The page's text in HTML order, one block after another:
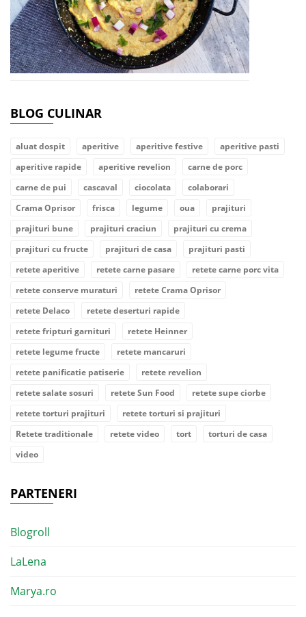
BLOG CULINAR
aluat dospit aperitive aperitive festive
aperitive pasti
aperitive rapide
aperitive revelion
carne de porc
carne de pui
cascaval ciocolata
colaborari
Crama Oprisor
frisca legume oua
prajituri
prajituri bune
prajituri craciun
prajituri cu crema
prajituri cu fructe
prajituri de casa
prajituri pasti
retete aperitive
retete carne pasare
retete carne porc vita
retete conserve muraturi
retete Crama Oprisor
retete Delaco
retete deserturi rapide
retete fripturi garnituri
retete Heinner
retete legume fructe
retete mancaruri
retete panificatie patiserie
retete revelion
retete salate sosuri
retete Sun Food
retete supe ciorbe
retete torturi prajituri
retete torturi si prajituri
Retete traditionale
retete video tort
torturi de casa
video
PARTENERI
Blogroll
LaLena
Marya.ro